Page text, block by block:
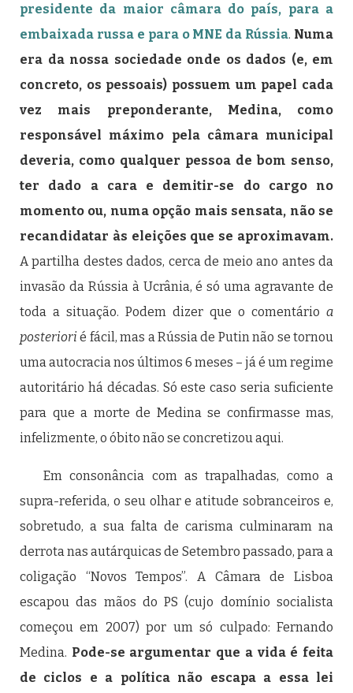
presidente da maior câmara do país, para a
embaixada russa e para o MNE da Rússia. Numa
era da nossa sociedade onde os dados (e, em
concreto, os pessoais) possuem um papel cada
vez mais preponderante, Medina, como
responsável máximo pela câmara municipal
deveria, como qualquer pessoa de bom senso,
ter dado a cara e demitir-se do cargo no
momento ou, numa opção mais sensata, não se
recandidatar às eleições que se aproximavam.
A partilha destes dados, cerca de meio ano antes da
invasão da Rússia à Ucrânia, é só uma agravante de
toda a situação. Podem dizer que o comentário a
posteriori é fácil, mas a Rússia de Putin não se tornou
uma autocracia nos últimos 6 meses – já é um regime
autoritário há décadas. Só este caso seria suficiente
para que a morte de Medina se confirmasse mas,
infelizmente, o óbito não se concretizou aqui.
Em consonância com as trapalhadas, como a
supra-referida, o seu olhar e atitude sobranceiros e,
sobretudo, a sua falta de carisma culminaram na
derrota nas autárquicas de Setembro passado, para a
coligação “Novos Tempos”. A Câmara de Lisboa
escapou das mãos do PS (cujo domínio socialista
começou em 2007) por um só culpado: Fernando
Medina. Pode-se argumentar que a vida é feita
de ciclos e a política não escapa a essa lei